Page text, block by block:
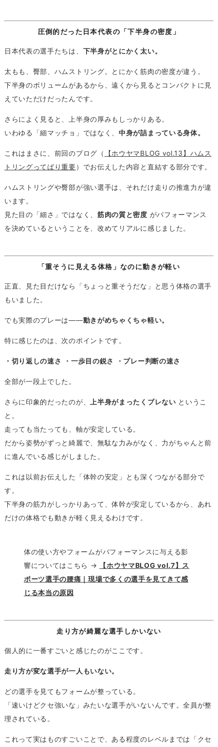
圧倒的だった日本代表の「下半身の密度」
日本代表の選手たちは、 下半身がとにかく太い。
太もも、臀部、ハムストリング。とにかく筋肉の密度が違う。
下半身のボリュームがあるから、遠くから見るとコンパクトに見
えていただけだったんです。
さらによく見ると、上半身の厚みもしっかりある。
いわゆる「細マッチョ」ではなく、中身が詰まっている身体。
これはまさに、前回のブログ（
【ホウヤマBLOG vol.13】ハムス
トリングってばり重要）でお伝えした内容と直結する部分です。
ハムストリングや臀部が強い選手は、それだけ走りの推進力が違
います。
見た目の「細さ」ではなく、 筋肉の質と密度 がパフォーマンス
を決めているということを、改めてリアルに感じました。
「重そうに見える体格」なのに動きが軽い
正直、見た目だけなら「ちょっと重そうだな」と思う体格の選手
もいました。
でも実際のプレーは——動きがめちゃくちゃ軽い。
特に感じたのは、次のポイントです。
・切り返しの速さ ・一歩目の鋭さ ・プレー判断の速さ
全部が一段上でした。
さらに印象的だったのが、 上半身がまったくブレない というこ
と。
走っても当たっても、軸が安定している。
だから姿勢がずっと綺麗で、無駄な力みがなく、力がちゃんと前
に進んでいる感じがしました。
これは以前お伝えした「体幹の安定」とも深くつながる部分で
す。
下半身の筋力がしっかりあって、体幹が安定しているから、あれ
だけの体格でも動きが軽く見えるわけです。
体の使い方やフォームがパフォーマンスに与える影
響についてはこちら →
【ホウヤマBLOG vol.7】ス
ポーツ選手の腰痛｜現場で多くの選手を見てきて感
じる本当の原因
走り方が綺麗な選手しかいない
個人的に一番すごいと感じたのがここです。
走り方が変な選手が一人もいない。
どの選手を見てもフォームが整っている。
「速いけどクセ強いな」みたいな選手がいないんです。全員が整
理されている。
これって実はものすごいことで、ある程度のレベルまでは「クセ